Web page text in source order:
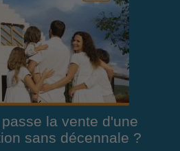
la vente d'une
sans décennale ?